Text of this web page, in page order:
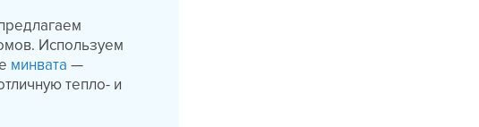
Используем
минвата —
тепло- и